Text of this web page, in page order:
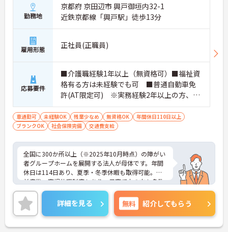
ネージャー候補としてのステップアップに直結しま
す。
があり、20代から60代まで幅広い年代が活躍してい
ます。年間休日も114日確保されているため、無理
なく長期的なキャリアを築いていただけます。
・全施設がバリアフリー設計かつ最新設備を備えて
おり、清潔感にあふれた美しい環境です。ハード面
に加え、ソフト面でも「献立の事前決定・レシピ完
備」により現場の負担が大幅に軽減されています。
ご利用者様の安全性はもちろん、働くスタッフにと
っても身体的負担が少なく、高いモチベーションを
保って業務に集中できます。
勤務地
京都府 京田辺市 興戸御垣内32-1
近鉄京都線「興戸駅」徒歩13分
雇用形態 正社員(正職員)
応募要件
■介護職経験1年以上（無資格可）■福祉資
格有る方は未経験でも可 ■普通自動車免
許(AT限定可) ※実務経験2年以上の方、障
がい者福祉に関する経験をお持ちの方大歓
迎
車通勤可 未経験OK 残業少なめ 無資格OK
年間休日110日以上
ブランクOK
社会保険完備 交通費支給
全国に300か所以上（※2025年10月時点）の障がい
者グループホームを展開する法人が母体です。年間
休日は114日あり、夏季・冬季休暇も取得可能。産
前産後・育児休暇制度もあり、子育て中の方も多数
活躍中で、ワークライフバランスを大切にしながら
働ける環境が整っています。研修制度や外部勉強会
の受講支援もあり、スキルアップもしっかりサポー
ト。将来的には管理者やエリアマネージャーへのキ
ャリアアップも目指せます。20代から60代まで幅広
詳細を見る 無料 紹介してもらう